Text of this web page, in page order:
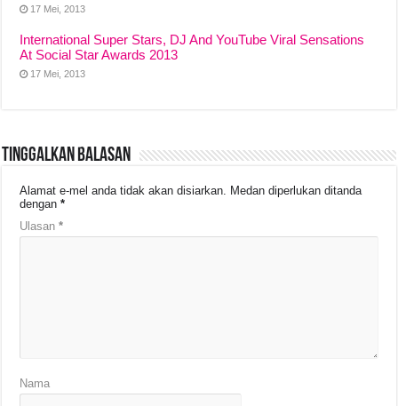
17 Mei, 2013
International Super Stars, DJ And YouTube Viral Sensations
At Social Star Awards 2013
17 Mei, 2013
Tinggalkan Balasan
Alamat e-mel anda tidak akan disiarkan.
Medan diperlukan ditanda
dengan*
Ulasan*
Nama